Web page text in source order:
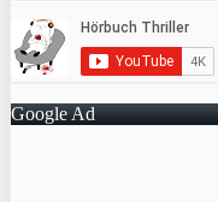
Google Ad